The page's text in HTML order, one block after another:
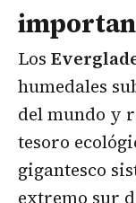
Los
humedales
del mundo y
tesoro
gigantesco
extremo sur